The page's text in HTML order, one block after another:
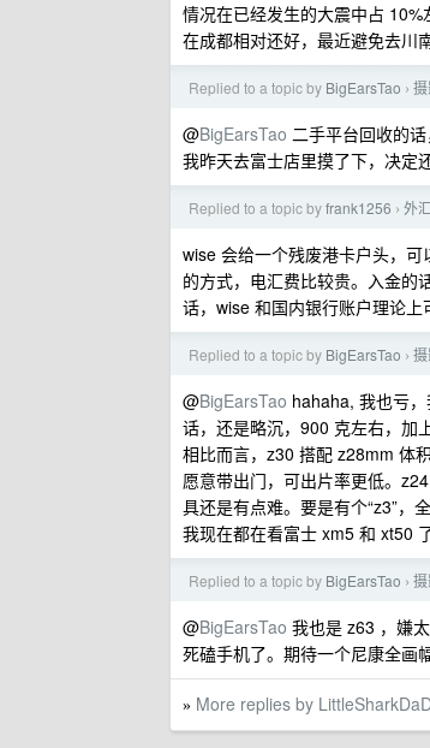
情况在已经发生的大震中占 10%
在成都相对还好，最近避免去川
Replied to a topic by BigEarsTao ›
@BigEarsTao 二手平台回收的
我昨天去富士店里摸了下，决定
Replied to a topic byfrank1256 › 外
wise 会给一个残废港卡户头，
的方式，电汇费比较贵。入金的
话，wise 和国内银行账户理论上
Replied to a topic by BigEarsTao ›
@BigEarsTao hahaha, 我也亏
话，还是略沉，900 克左右，加
相比而言，z30 搭配 z28mm 体
愿意带出门，可出片率更低。
具还是有点难。要是有个“z3”，
我现在都在看富士 xm5 和 xt50
Replied to a topic by BigEarsTao ›
@BigEarsTao 我也是 z63 ，嫌
死磕手机了。期待一个尼康全画
» More replies by